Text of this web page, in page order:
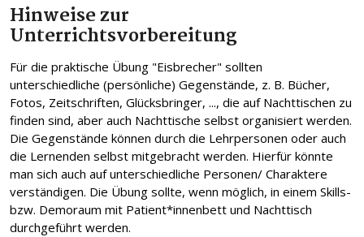
Hinweise zur
Unterrichtsvorbereitung
Für die praktische Übung "Eisbrecher" sollten
unterschiedliche (persönliche) Gegenstände, z. B. Bücher,
Fotos, Zeitschriften, Glücksbringer, ..., die auf Nachttischen zu
finden sind, aber auch Nachttische selbst organisiert werden.
Die Gegenstände können durch die Lehrpersonen oder auch
die Lernenden selbst mitgebracht werden. Hierfür könnte
man sich auch auf unterschiedliche Personen/ Charaktere
verständigen. Die Übung sollte, wenn möglich, in einem Skills-
bzw. Demoraum mit Patient*innenbett und Nachttisch
durchgeführt werden.